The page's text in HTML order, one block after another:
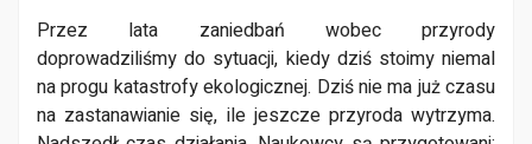
Przez lata zaniedbań wobec przyrody
doprowadziliśmy do sytuacji, kiedy dziś stoimy niemal
na progu katastrofy ekologicznej. Dziś nie ma już czasu
na zastanawianie się, ile jeszcze przyroda wytrzyma.